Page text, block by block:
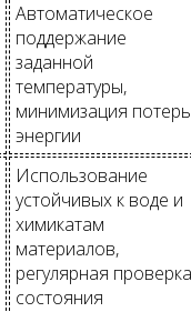
Автоматическое
поддержание
заданной
температуры,
минимизация потерь
энергии
Использование
устойчивых к воде и
химикатам
материалов,
регулярная проверка
состояния